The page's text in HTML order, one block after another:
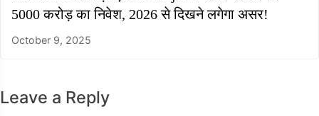
5000 करोड़ का निवेश, 2026 से दिखने लगेगा असर!
October 9, 2025
Leave a Reply